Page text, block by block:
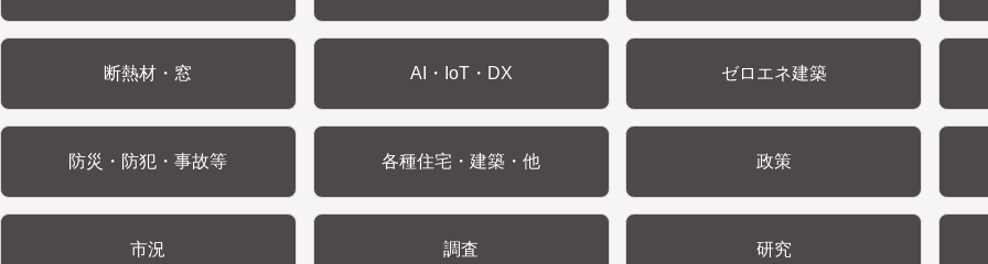
断熱材・窓 AI・IoT・DX ゼロエネ建築
防災・防犯・事故等 各種住宅・建築・他 政策
市況 調査 研究